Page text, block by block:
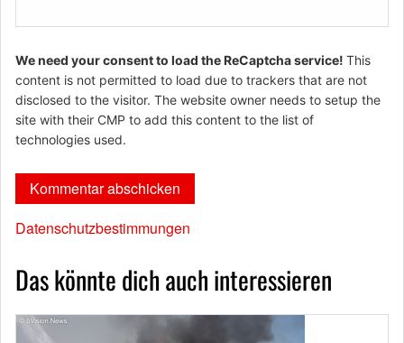
We need your consent to load the ReCaptcha service! This
content is not permitted to load due to trackers that are not
disclosed to the visitor. The website owner needs to setup the
site with their CMP to add this content to the list of
technologies used.
Datenschutzbestimmungen
Das könnte dich auch interessieren